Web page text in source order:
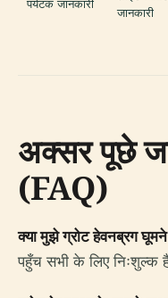
पर्यटक जानकारी
जानकारी
अक्सर पूछे
(FAQ)
क्या मुझे ग्रोट हेवनब्रग
पहुँच सभी के लिए निःशुल्क